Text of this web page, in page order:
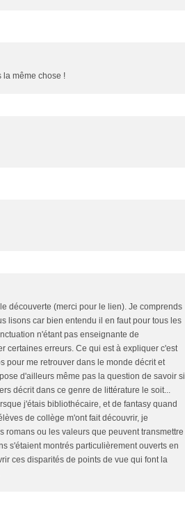
la même chose !
découverte (merci pour le lien). Je comprends
lisons car bien entendu il en faut pour tous les
n'étant pas enseignante de
certaines erreurs. Ce qui est à expliquer c'est
pour me retrouver dans le monde décrit et
d'ailleurs même pas la question de savoir si
décrit dans ce genre de littérature le soit...
j'étais bibliothécaire, et de fantasy quand
de collège m'ont fait découvrir, je
ou les valeurs que peuvent transmettre
s'étaient montrés particulièrement ouverts en
ces disparités de points de vue qui font la